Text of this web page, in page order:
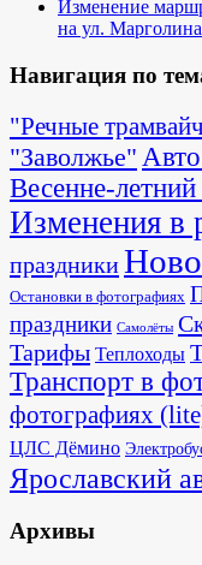
Изменение
на ул. Марголина
Навигация по
"Речные
"Заволжье"
Весенне-
Изменения в
праздники
Остановки в фотографиях
праздники Самолёты
Тарифы Теплоходы
Транспорт в
фотографиях
ЦЛС Дёмино
Ярославский
Архивы